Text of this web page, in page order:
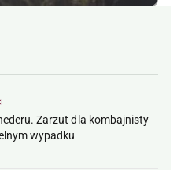
Zarzut dla kombajnisty
wypadku